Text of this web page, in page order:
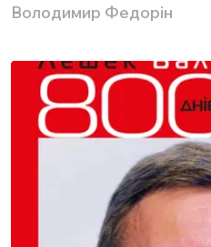
Володимир Федорін